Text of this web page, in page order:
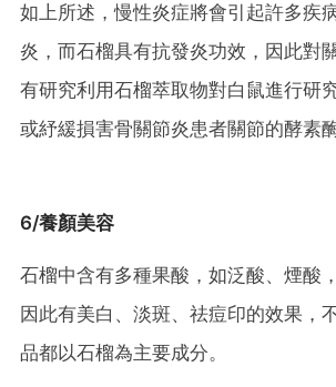
如上所述，慢性炎症將會引起許多疾
炎，而石榴具有抗發炎功效，因此對
有研究利用石榴萃取物對白鼠進行研
或紓緩損害骨關節炎患者關節的酵素
6/養顏美容
石榴中含有多種果酸，如泛酸、煙酸
因此有美白、淡斑、祛痘印的效果，
品都以石榴為主要成分。